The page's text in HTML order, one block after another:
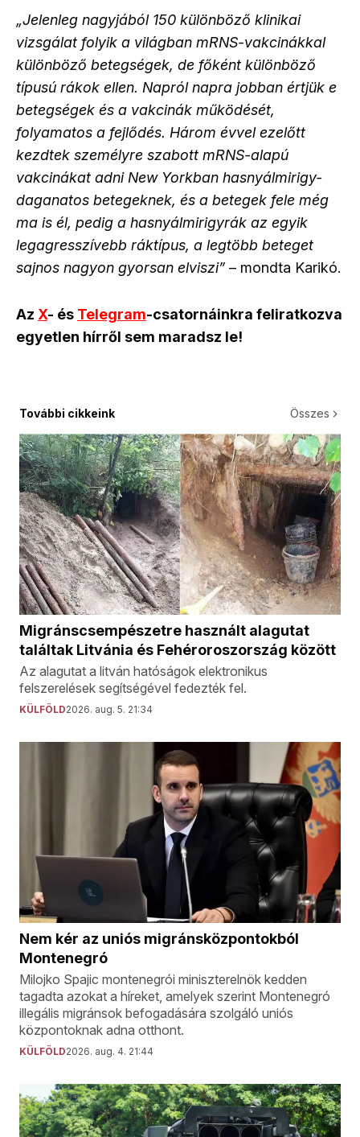
„Jelenleg nagyjából 150 különböző klinikai
vizsgálat folyik a világban mRNS-vakcinákkal
különböző betegségek, de főként különböző
típusú rákok ellen. Napról napra jobban értjük e
betegségek és a vakcinák működését,
folyamatos a fejlődés. Három évvel ezelőtt
kezdtek személyre szabott mRNS-alapú
vakcinákat adni New Yorkban hasnyálmirigy-
daganatos betegeknek, és a betegek fele még
ma is él, pedig a hasnyálmirigyrák az egyik
legagresszívebb ráktípus, a legtöbb beteget
sajnos nagyon gyorsan elviszi” – mondta Karikó.
Az X- és Telegram-csatornáinkra feliratkozva
egyetlen hírről sem maradsz le!
További cikkeink Összes
Migránscsempészetre használt alagutat
találtak Litvánia és Fehéroroszország között
Az alagutat a litván hatóságok elektronikus
felszerelések segítségével fedezték fel.
KÜLFÖLD2026. aug. 5. 21:34
Nem kér az uniós migránsközpontokból
Montenegró
Milojko Spajic montenegrói miniszterelnök kedden
tagadta azokat a híreket, amelyek szerint Montenegró
illegális migránsok befogadására szolgáló uniós
központoknak adna otthont.
KÜLFÖLD2026. aug. 4. 21:44